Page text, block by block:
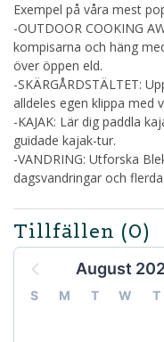
Exempel på våra mest
-OUTDOOR COOKING
kompisarna och häng
över öppen eld.
-SKÄRGÅRDSTÄLTET:
alldeles egen klippa med
-KAJAK: Lär dig paddla
guidade kajak-tur.
-VANDRING: Utforska
dagsvandringar och
Tillfällen (0)
August
S M T W T